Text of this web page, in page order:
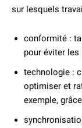
sur lesquels
conformité :
pour éviter
technologie :
optimiser et
exemple,